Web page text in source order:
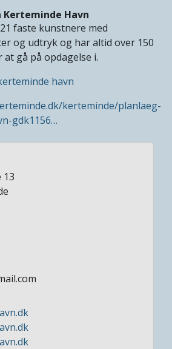
Havn
faste kunstnere med
og udtryk og har altid over 150
gå på opdagelse i.
havn
kerteminde/planlaeg-
gdk1156…
13